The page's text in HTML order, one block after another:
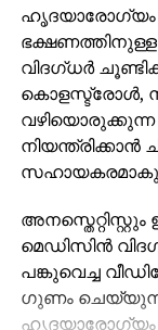
ഹൃദയാരോഗ്യം
വിദഗ്ധര്‍
കൊളസ്ട്രോള്‍,
മെഡിസിന്‍
പങ്കുവെച്ച
ഗുണം ചെയ്യുന്ന
ഹൃദയാരോഗ്യം